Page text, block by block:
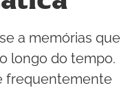
a memórias que
longo do tempo.
frequentemente